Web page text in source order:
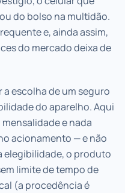
do bolso na multidão.
e, ainda assim,
do mercado deixa de
escolha de um seguro
do aparelho. Aqui
e nada
acionamento — e não
elegibilidade, o produto
limite de tempo de
(a procedência é